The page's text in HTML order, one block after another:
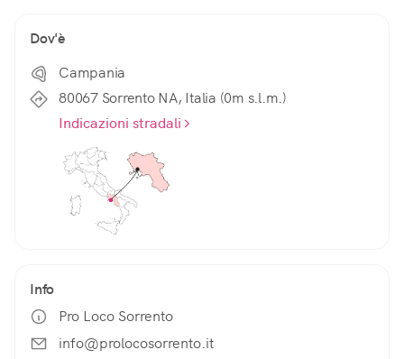
Dov'è
Campania
80067 Sorrento NA, Italia (0m s.l.m.)
Indicazioni stradali
Info
Pro Loco Sorrento
info@prolocosorrento.it